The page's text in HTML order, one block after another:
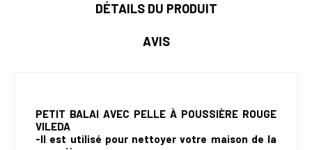
DÉTAILS DU PRODUIT
AVIS
PETIT BALAI AVEC PELLE À POUSSIÈRE ROUGE
VILEDA
-Il est utilisé pour nettoyer votre maison de la